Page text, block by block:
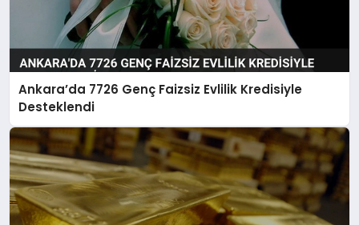
Ankara’da 7726 Genç Faizsiz Evlilik Kredisiyle
Desteklendi